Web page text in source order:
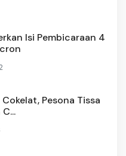
Isi Pembicaraan 4
Pesona Tissa